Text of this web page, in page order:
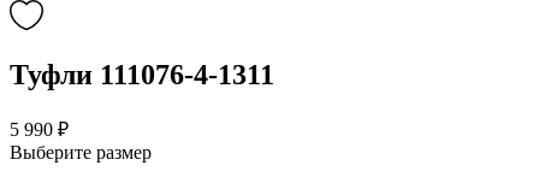
Туфли 111076-4-1311
5 990 ₽
Выберите размер